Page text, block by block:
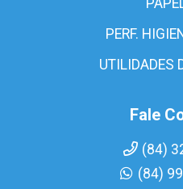
PERF.
UTILIDADES
Fale
(84)
(84)